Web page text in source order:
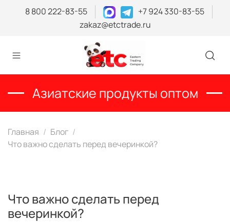
8 800 222-83-55
+7 924 330-83-55
zakaz@etctrade.ru
Азиатские продукты оптом
Главная
Блог
Что важно сделать перед вечеринкой?
Что важно сделать перед
вечеринкой?